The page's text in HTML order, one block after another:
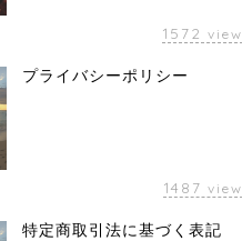
1572 view
プライバシーポリシー
1487 view
特定商取引法に基づく表記